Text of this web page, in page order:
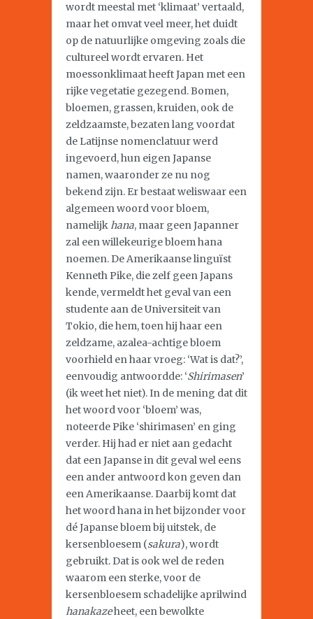
wordt meestal met ‘klimaat’ vertaald,
maar het omvat veel meer, het duidt
op de natuurlijke omgeving zoals die
cultureel wordt ervaren. Het
moessonklimaat heeft Japan met een
rijke vegetatie gezegend. Bomen,
bloemen, grassen, kruiden, ook de
zeldzaamste, bezaten lang voordat
de Latijnse nomenclatuur werd
ingevoerd, hun eigen Japanse
namen, waaronder ze nu nog
bekend zijn. Er bestaat weliswaar een
algemeen woord voor bloem,
namelijkhana, maar geen Japanner
zal een willekeurige bloem hana
noemen. De Amerikaanse linguïst
Kenneth Pike, die zelf geen Japans
kende, vermeldt het geval van een
studente aan de Universiteit van
Tokio, die hem, toen hij haar een
zeldzame, azalea-achtige bloem
voorhield en haar vroeg: ‘Wat is dat?’,
eenvoudig antwoordde: ‘Shirimasen’
(ik weet het niet). In de mening dat dit
het woord voor ‘bloem’ was,
noteerde Pike ‘shirimasen’ en ging
verder. Hij had er niet aan gedacht
dat een Japanse in dit geval wel eens
een ander antwoord kon geven dan
een Amerikaanse. Daarbij komt dat
het woord hana in het bijzonder voor
dé Japanse bloem bij uitstek, de
kersenbloesem (sakura), wordt
gebruikt. Dat is ook wel de reden
waarom een sterke, voor de
kersenbloesem schadelijke aprilwind
hanakazeheet, een bewolkte